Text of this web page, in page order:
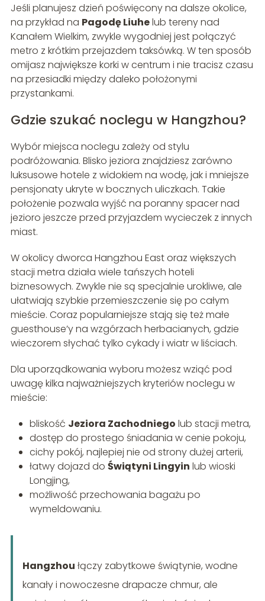
Jeśli planujesz dzień poświęcony na dalsze okolice,
na przykład na Pagodę Liuhelub tereny nad
Kanałem Wielkim, zwykle wygodniej jest połączyć
metro z krótkim przejazdem taksówką. W ten sposób
omijasz największe korki w centrum i nie tracisz czasu
na przesiadki między daleko położonymi
przystankami.
Gdzie szukać noclegu w Hangzhou?
Wybór miejsca noclegu zależy od stylu
podróżowania. Blisko jeziora znajdziesz zarówno
luksusowe hotele z widokiem na wodę, jak i mniejsze
pensjonaty ukryte w bocznych uliczkach. Takie
położenie pozwala wyjść na poranny spacer nad
jezioro jeszcze przed przyjazdem wycieczek z innych
miast.
W okolicy dworca Hangzhou East oraz większych
stacji metra działa wiele tańszych hoteli
biznesowych. Zwykle nie są specjalnie urokliwe, ale
ułatwiają szybkie przemieszczenie się po całym
mieście. Coraz popularniejsze stają się też małe
guesthouse’y na wzgórzach herbacianych, gdzie
wieczorem słychać tylko cykady i wiatr w liściach.
Dla uporządkowania wyboru możesz wziąć pod
uwagę kilka najważniejszych kryteriów noclegu w
mieście:
bliskość Jeziora Zachodniego lub stacji metra,
dostęp do prostego śniadania w cenie pokoju,
cichy pokój, najlepiej nie od strony dużej arterii,
łatwy dojazd do Świątyni Lingyin lub wioski
Longjing,
możliwość przechowania bagażu po
wymeldowaniu.
Hangzhou łączy zabytkowe świątynie, wodne
kanały i nowoczesne drapacze chmur, ale